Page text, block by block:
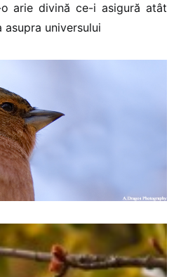
arie divină ce-i asigură atât
universului